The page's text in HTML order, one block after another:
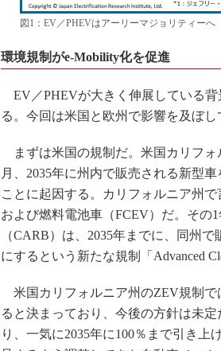
図1：EV／PHEVはアーリーマジョリティー
環境規制がe-Mobility化を促進
EV／PHEVが大きく伸展している
る。今回は米国と欧州で影響を及ぼ
まずは米国の規制だ。米国カリフォ
月、2035年に州内で販売される新型
ことに起因する。カリフォルニア州
および燃料電池車（FCEV）だ。その
（CARB）は、2035年までに、同州
にするという新たな規制「Advanced
米国カリフォルニア州のZEV規制で
ると決まっており、今後の方針は未定
り、一気に2035年に100％まで引き